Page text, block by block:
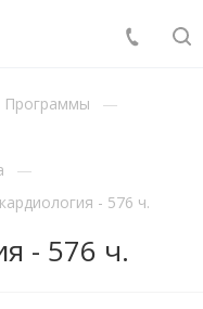
Программы
- 576 ч.
- 576 ч.